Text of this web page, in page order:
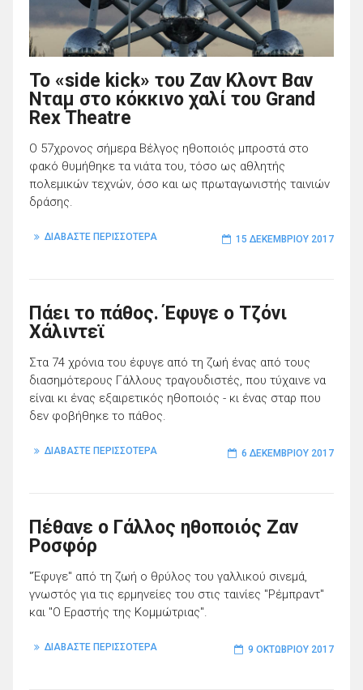
Το «side kick» του Ζαν Κλοντ Βαν
Νταμ στο κόκκινο χαλί του Grand
Rex Theatre
Ο 57χρονος σήμερα Βέλγος ηθοποιός μπροστά στο
φακό θυμήθηκε τα νιάτα του, τόσο ως αθλητής
πολεμικών τεχνών, όσο και ως πρωταγωνιστής ταινιών
δράσης.
ΔΙΑΒΑΣΤΕ ΠΕΡΙΣΣΟΤΕΡΑ 15 ΔΕΚΕΜΒΡΊΟΥ 2017
Πάει το πάθος. Έφυγε ο Τζόνι
Χάλιντεϊ
Στα 74 χρόνια του έφυγε από τη ζωή ένας από τους
διασημότερους Γάλλους τραγουδιστές, που τύχαινε να
είναι κι ένας εξαιρετικός ηθοποιός - κι ένας σταρ που
δεν φοβήθηκε το πάθος.
ΔΙΑΒΑΣΤΕ ΠΕΡΙΣΣΟΤΕΡΑ 6 ΔΕΚΕΜΒΡΊΟΥ 2017
Πέθανε ο Γάλλος ηθοποιός Ζαν
Ροσφόρ
"Έφυγε" από τη ζωή ο θρύλος του γαλλικού σινεμά,
γνωστός για τις ερμηνείες του στις ταινίες "Ρέμπραντ"
και "Ο Εραστής της Κομμώτριας".
ΔΙΑΒΑΣΤΕ ΠΕΡΙΣΣΟΤΕΡΑ 9 ΟΚΤΩΒΡΊΟΥ 2017